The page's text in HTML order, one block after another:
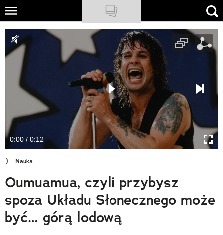
Skip
main
content
NATIONAL GEOGRAPHIC
TRAVELER
PODCASTY
Newsletter
Cuda Polski
Wielki Konkurs Fotograficzny
Trendbook Podróżniczy
Polecane
0:00 / 0:12
Nauka
Oumuamua, czyli przybysz
spoza Układu Słonecznego może
być… górą lodową